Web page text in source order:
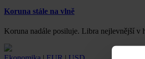
Koruna stále na vlně
Koruna nadále posiluje. Libra nejlevnější